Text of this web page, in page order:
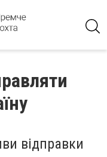
відправки